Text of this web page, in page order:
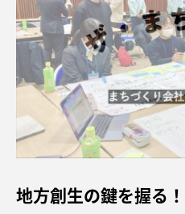
地方創生の鍵を握る